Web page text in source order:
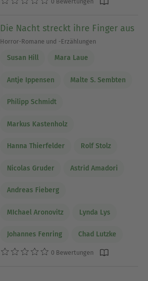
Die Nacht streckt ihre Finger aus
Horror-Romane und -Erzählungen
Susan Hill Mara Laue
Antje Ippensen Malte S. Sembten
Philipp Schmidt
Markus Kastenholz
Hanna Thierfelder Rolf Stolz
Nicolas Gruder Astrid Amadori
Andreas Fieberg
MIchael Aronovitz Lynda Lys
Johannes Fenring Chad Lutzke
0 Bewertungen